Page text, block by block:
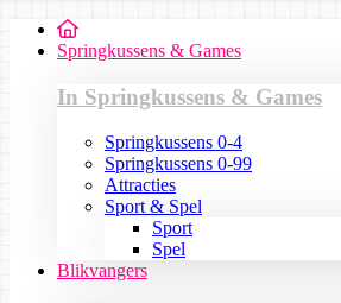
Springkussens & Games
In Springkussens & Games
Springkussens 0-4
Springkussens 0-99
Attracties
Sport & Spel
Sport
Spel
Blikvangers